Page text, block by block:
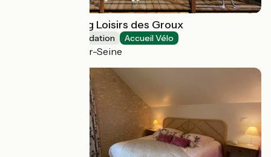
Kota au camping Loisirs des Groux
Unusual accommodation Accueil Vélo
Mousseaux-sur-Seine